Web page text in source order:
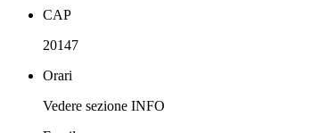
CAP
20147
Orari
Vedere sezione INFO